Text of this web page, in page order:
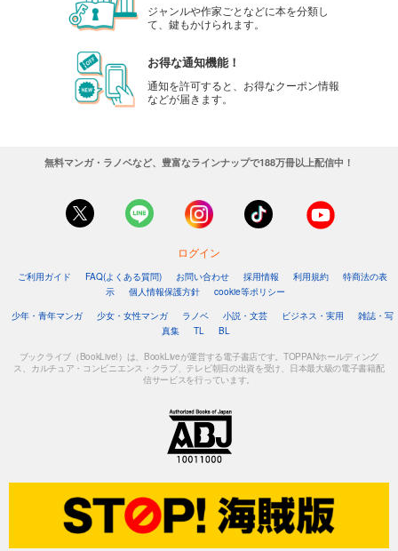
ジャンルや作家ごとなどに本を分類し
て、鍵もかけられます。
お得な通知機能！
通知を許可すると、お得なクーポン情報
などが届きます。
無料マンガ・ラノベなど、豊富なラインナップで188万冊以上配信中！
ログイン
ご利用ガイド FAQ(よくある質問) お問い合わせ 採用情報 利用規約
特商法の表
示
個人情報保護方針
cookie等ポリシー
少年・青年マンガ
少女・女性マンガ ラノベ 小説・文芸 ビジネス・実用
雑誌・写
真集
TL BL
ブックライブ（BookLive!）は、BookLiveが運営する電子書店です。TOPPANホールディング
ス、カルチュア・コンビニエンス・クラブ、テレビ朝日の出資を受け、日本最大級の電子書籍配
信サービスを行っています。